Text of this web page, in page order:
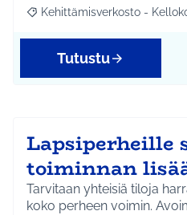
Rajaa tulokset aihepiirin
Kehittämisverkosto -
Tutustu
Lapsiperheille
toiminnan
Tarvitaan yhteisiä tiloja
koko perheen voimin.